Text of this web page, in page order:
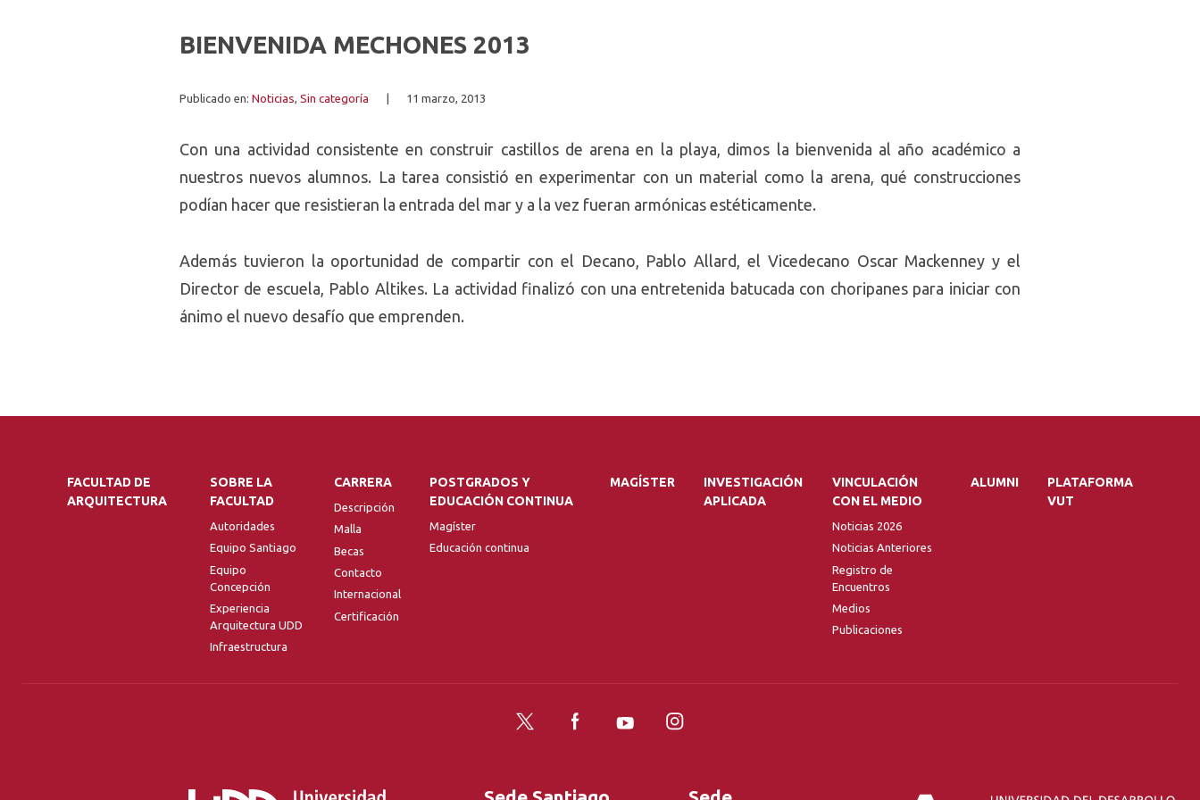
BIENVENIDA MECHONES 2013
Publicado en: Noticias, Sin categoría 11 marzo, 2013
Con una actividad consistente en construir castillos de arena en la playa, dimos la bienvenida al año académico a
nuestros nuevos alumnos. La tarea consistió en experimentar con un material como la arena, qué construcciones
podían hacer que resistieran la entrada del mar y a la vez fueran armónicas estéticamente.
Además tuvieron la oportunidad de compartir con el Decano, Pablo Allard, el Vicedecano Oscar Mackenney y el
Director de escuela, Pablo Altikes. La actividad finalizó con una entretenida batucada con choripanes para iniciar con
ánimo el nuevo desafío que emprenden.
FACULTAD DE
ARQUITECTURA
SOBRE LA
FACULTAD
Autoridades
Equipo Santiago
Equipo
Concepción
Experiencia
Arquitectura UDD
Infraestructura
CARRERA
Descripción
Malla
Becas
Contacto
Internacional
Certificación
POSTGRADOS Y
EDUCACIÓN CONTINUA
Magíster
Educación continua
MAGÍSTER
INVESTIGACIÓN
APLICADA
VINCULACIÓN
CON EL MEDIO
Noticias 2026
Noticias Anteriores
Registro de
Encuentros
Medios
Publicaciones
ALUMNI
PLATAFORMA
VUT
Twitter FacebookYouTubeInstagram